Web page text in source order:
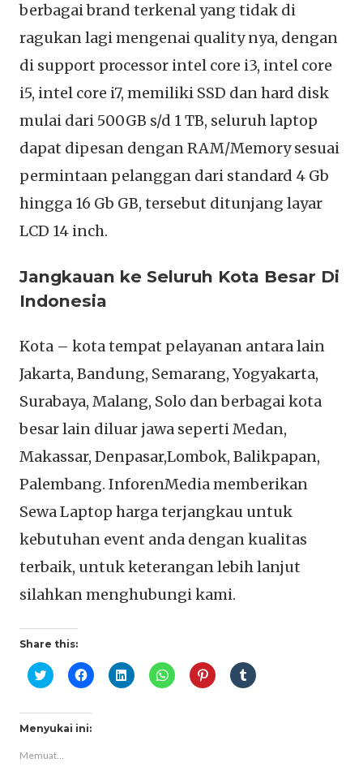
berbagai brand terkenal yang tidak di
ragukan lagi mengenai quality nya, dengan
di support processor intel core i3, intel core
i5, intel core i7, memiliki SSD dan hard disk
mulai dari 500GB s/d 1 TB, seluruh laptop
dapat dipesan dengan RAM/Memory sesuai
permintaan pelanggan dari standard 4 Gb
hingga 16 Gb GB, tersebut ditunjang layar
LCD 14 inch.
Jangkauan ke Seluruh Kota Besar Di
Indonesia
Kota – kota tempat pelayanan antara lain
Jakarta, Bandung, Semarang, Yogyakarta,
Surabaya, Malang, Solo dan berbagai kota
besar lain diluar jawa seperti Medan,
Makassar, Denpasar,Lombok, Balikpapan,
Palembang. InforenMedia memberikan
Sewa Laptop harga terjangkau untuk
kebutuhan event anda dengan kualitas
terbaik, untuk keterangan lebih lanjut
silahkan menghubungi kami.
Share this:
Klik
untuk
Twitter(Membuka
di
jendela
baru)
Klik
untuk
Facebook(Membuka
di
jendela
Klik
untuk
Klik
untuk
Klik
untuk
Klik
untuk
Menyukai ini:
Memuat...